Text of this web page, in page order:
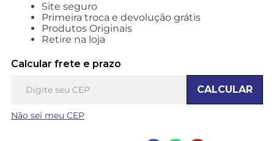
Site seguro
Primeira troca e devolução grátis
Produtos Originais
Retire na loja
Calcular frete e prazo
CALCULAR
Não sei meu CEP